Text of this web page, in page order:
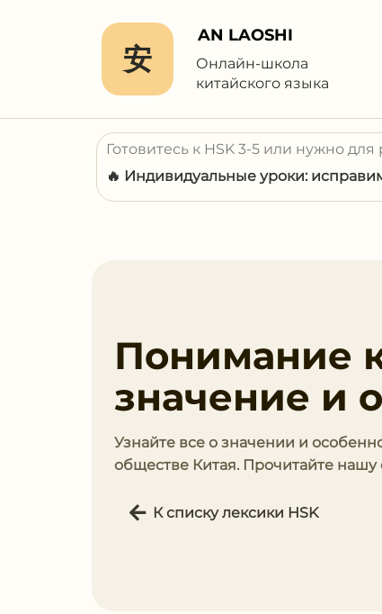
安
AN LAOSHI
Онлайн-школа
китайского языка
Готовитесь к HSK 3-5 или нужно для
🔥 Индивидуальные уроки:
Понимание
значение и
Узнайте все о значении и
обществе Китая. Прочитайте
К списку лексики HSK